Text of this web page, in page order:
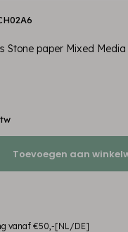
Stone paper Mixed
Toevoegen aan
vanaf €50,-[NL/DE]